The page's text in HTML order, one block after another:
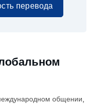
перевода
общении,